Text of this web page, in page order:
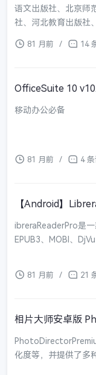
语文出版社、北京师
社、河北教育出版社
81 月前 / 14
OfficeSuite 10
移动办公必备
81 月前 / 4
【Android】
ibreraReaderPro是一
EPUB3、MOBI、
81 月前 / 21
相片大师安卓版
化度等，并提供了多